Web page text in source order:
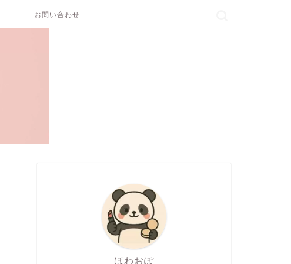
お問い合わせ
ほわおぽ